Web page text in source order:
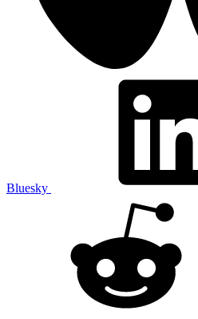
Bluesky